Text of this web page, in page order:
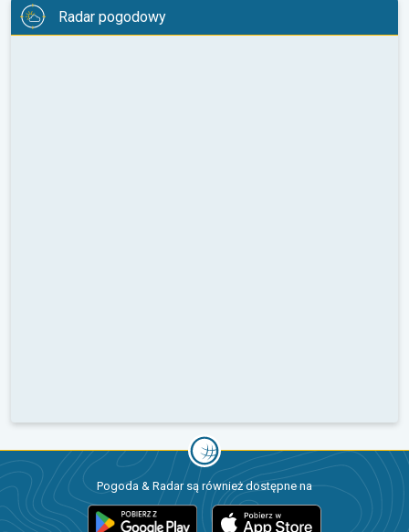
Radar pogodowy
Pogoda & Radar są również dostępne na